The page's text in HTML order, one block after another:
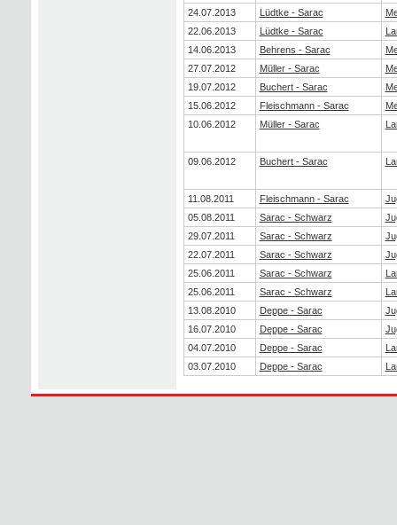
24.07.2013
Lüdtke - Sarac
22.06.2013
Lüdtke - Sarac
14.06.2013
Behrens - Sarac
27.07.2012
Müller - Sarac
19.07.2012
Buchert - Sarac
15.06.2012
Fleischmann - Sarac
10.06.2012
Müller - Sarac
09.06.2012 Buchert - Sarac
11.08.2011 Fleischmann - Sarac
05.08.2011
Sarac - Schwarz
29.07.2011
Sarac - Schwarz
22.07.2011
Sarac - Schwarz
25.06.2011
Sarac - Schwarz
25.06.2011
Sarac - Schwarz
13.08.2010
Deppe - Sarac
16.07.2010
Deppe - Sarac
04.07.2010
Deppe - Sarac
03.07.2010
Deppe - Sarac